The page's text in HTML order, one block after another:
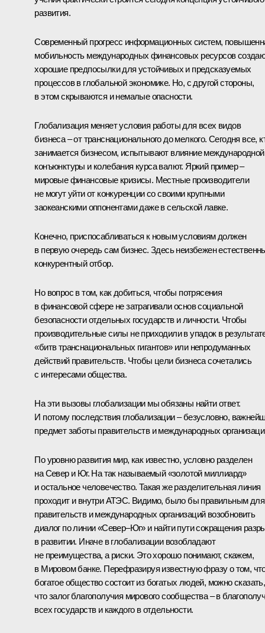
развития.
Современный прогресс информационных систем,
мобильность международных финансовых ресурсов
хорошие предпосылки для устойчивых и предсказуемых
процессов в глобальной экономике. Но, с другой стороны,
в этом скрываются и немалые опасности.
Глобализация меняет условия работы для всех видов
бизнеса – от транснационального до мелкого. Сегодня все,
занимается бизнесом, испытывают влияние международной
конъюнктуры и колебания курса валют. Яркий пример –
мировые финансовые кризисы. Местные производители
не могут уйти от конкуренции со своими крупными
заокеанскими оппонентами даже в сельской лавке.
Конечно, приспосабливаться к новым условиям должен
в первую очередь сам бизнес. Здесь неизбежен
конкурентный отбор.
Но вопрос в том, как добиться, чтобы потрясения
в финансовой сфере не затрагивали основ социальной
безопасности отдельных государств и личности. Чтобы
производительные силы не приходили в упадок в
«битв транснациональных гигантов» или непродуманных
действий правительств. Чтобы цели бизнеса сочетались
с интересами общества.
На эти вызовы глобализации мы обязаны найти ответ.
И потому последствия глобализации – безусловно,
предмет заботы правительств и международных
По уровню развития мир, как известно, условно разделен
на Север и Юг. На так называемый «золотой миллиард»
и остальное человечество. Такая же разделительная линия
проходит и внутри АТЭС. Видимо, было бы правильным для
правительств и международных организаций возобновить
диалог по линии «Север–Юг» и найти пути сокращения
в развитии. Иначе в глобализации возобладают
не преимущества, а риски. Это хорошо понимают, скажем,
в Мировом банке. Перефразируя известную фразу о том,
богатое общество состоит из богатых людей, можно сказать,
что залог благополучия мирового сообщества – в
всех государств и каждого в отдельности.